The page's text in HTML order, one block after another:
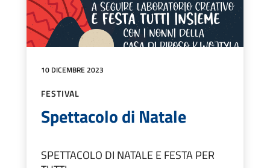
10 DICEMBRE 2023
FESTIVAL
Spettacolo di Natale
SPETTACOLO DI NATALE E FESTA PER